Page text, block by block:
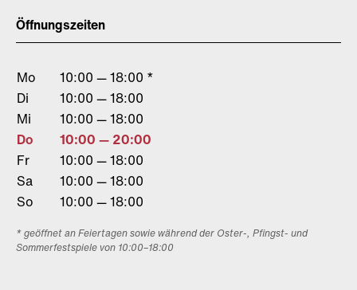
Öffnungszeiten
Mo
10:00 — 18:00 *
Di
10:00 — 18:00
Mi
10:00 — 18:00
Do
10:00 — 20:00
Fr
10:00 — 18:00
Sa
10:00 — 18:00
So
10:00 — 18:00
* geöffnet an Feiertagen sowie während der Oster-, Pfingst- und
Sommerfestspiele von 10:00–18:00